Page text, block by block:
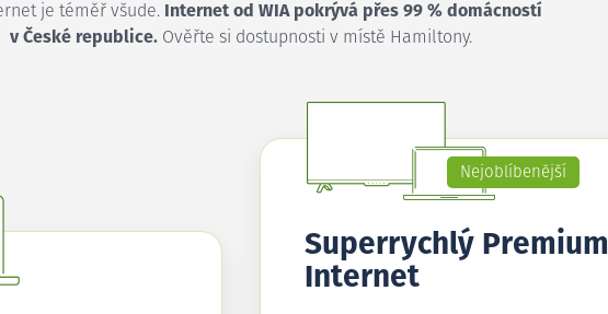
je téměř všude.
Internet od WIA pokrývá přes 99 % domácností
v České republice. Ověřte si dostupnosti v místě Hamiltony.
Nejoblíbenější
Superrychlý Premium
Internet